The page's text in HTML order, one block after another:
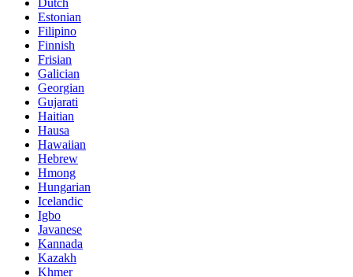
Dutch
Estonian
Filipino
Finnish
Frisian
Galician
Georgian
Gujarati
Haitian
Hausa
Hawaiian
Hebrew
Hmong
Hungarian
Icelandic
Igbo
Javanese
Kannada
Kazakh
Khmer